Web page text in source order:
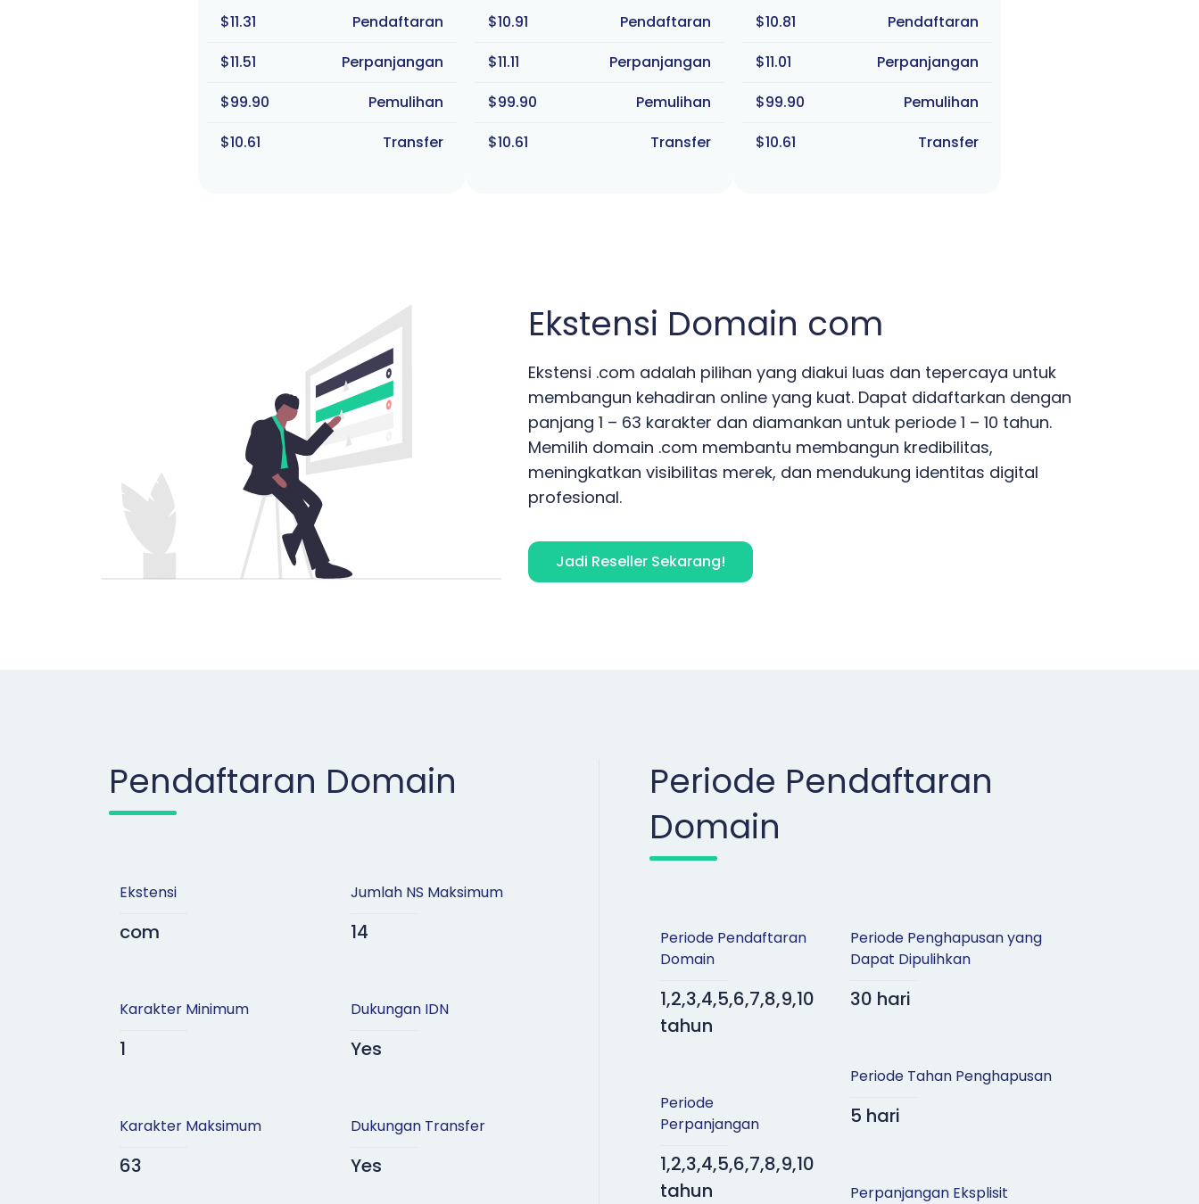
$11.31
Pendaftaran
$11.51
Perpanjangan
$99.90
Pemulihan
$10.61
Transfer
$10.91
Pendaftaran
$11.11
Perpanjangan
$99.90
Pemulihan
$10.61
Transfer
$10.81
Pendaftaran
$11.01
Perpanjangan
$99.90
Pemulihan
$10.61
Transfer
Ekstensi Domain com
Ekstensi .com adalah pilihan yang diakui luas dan tepercaya untuk
membangun kehadiran online yang kuat. Dapat didaftarkan dengan
panjang 1 – 63 karakter dan diamankan untuk periode 1 – 10 tahun.
Memilih domain .com membantu membangun kredibilitas,
meningkatkan visibilitas merek, dan mendukung identitas digital
profesional.
Jadi Reseller Sekarang!
Pendaftaran Domain
Ekstensi
com
Karakter Minimum
1
Karakter Maksimum
63
Jumlah NS Maksimum
14
Dukungan IDN
Yes
Dukungan Transfer
Yes
Periode Pendaftaran
Domain
Periode Pendaftaran
Domain
1,2,3,4,5,6,7,8,9,10
tahun
Periode
Perpanjangan
1,2,3,4,5,6,7,8,9,10
tahun
Periode Penghapusan yang
Dapat Dipulihkan
30 hari
Periode Tahan Penghapusan
5 hari
Perpanjangan Eksplisit